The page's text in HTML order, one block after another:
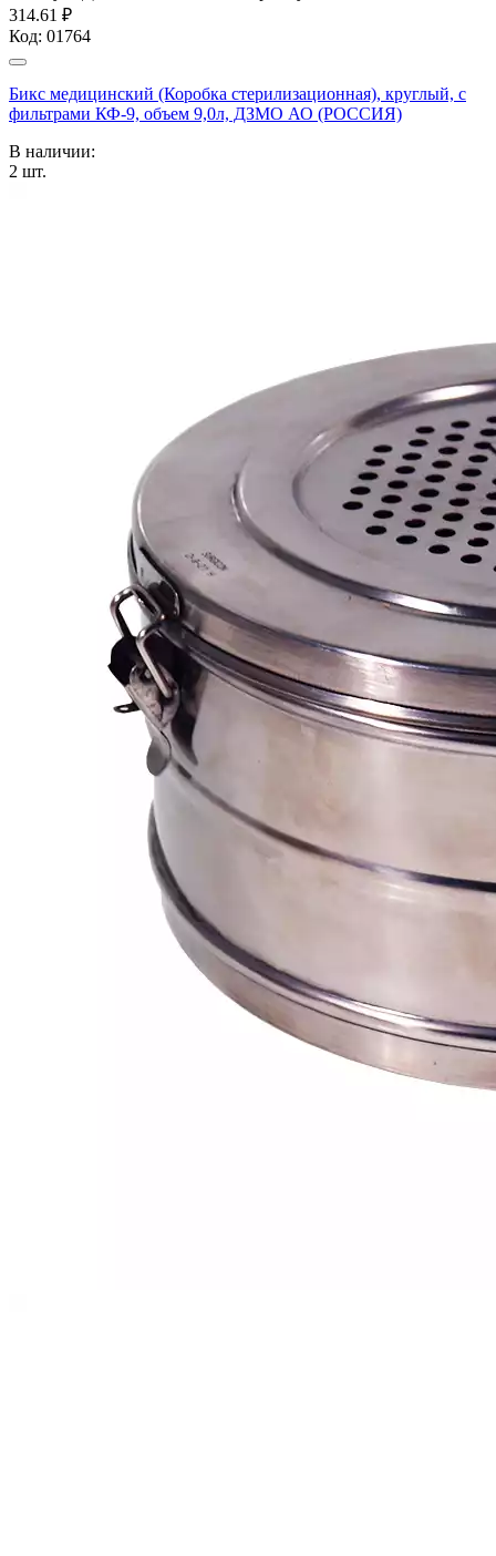
314.61 ₽
Код: 01764
Бикс медицинский (Коробка стерилизационная), круглый, с
фильтрами КФ-9, объем 9,0л, ДЗМО АО (РОССИЯ)
В наличии:
2 шт.